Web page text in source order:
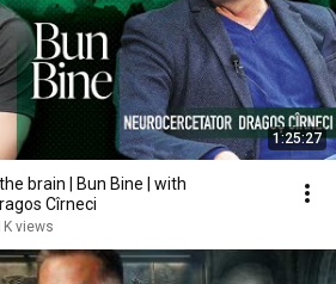
1:25:27
brain | Bun Bine | with
Cîrneci
views